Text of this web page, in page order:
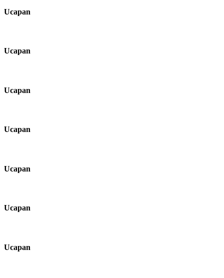
Ucapan
Ucapan
Ucapan
Ucapan
Ucapan
Ucapan
Ucapan